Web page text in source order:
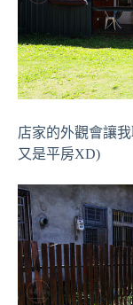
店家的外觀會讓
又是平房XD)